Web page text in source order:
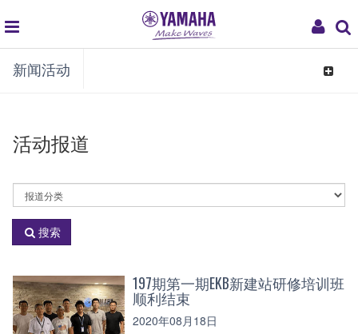
My
global
navigation
新闻活动
Toggle
活动报道
活
动
分
搜索
197期第一期EKB新建站研修培训班
顺利结束
2020年08月18日